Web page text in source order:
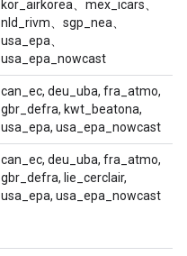
kor_airkorea、mex_icars、
nld_rivm、sgp_nea、
usa_epa、
usa_epa_nowcast
can_ec, deu_uba, fra_atmo,
gbr_defra, kwt_beatona,
usa_epa, usa_epa_nowcast
can_ec, deu_uba, fra_atmo,
gbr_defra, lie_cerclair,
usa_epa, usa_epa_nowcast